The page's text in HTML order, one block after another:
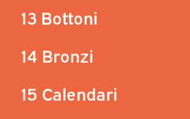
13 Bottoni
14 Bronzi
15 Calendari